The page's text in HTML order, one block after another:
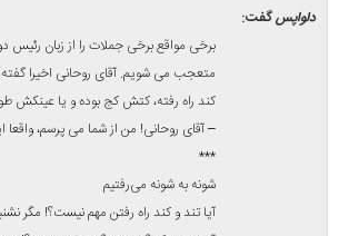
یادآور ترانه آن خواننده معلوم الحال است
می‌رفتیم، من و تو تو جشن بارون، حالا تو
و خیابون”
***
در مورد کج بودن کت! کت کج که پرستیژ
ما حساب ببرند! بعدش هم؛ همه چیز از